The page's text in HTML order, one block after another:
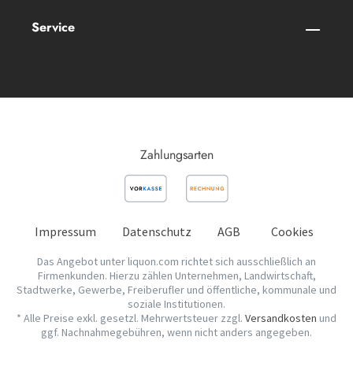
Service
Zahlungsarten
Impressum Datenschutz AGB Cookies
Das Angebot unter liquon.com richtet sich ausschließlich an
Firmenkunden. Hierzu zählen Unternehmen, Landwirtschaft,
Stadtwerke, Gewerbe, Freiberufler und öffentliche, kommunale und
soziale Institutionen.
* Alle Preise exkl. gesetzl. Mehrwertsteuer zzgl. Versandkosten und
ggf. Nachnahmegebühren, wenn nicht anders angegeben.